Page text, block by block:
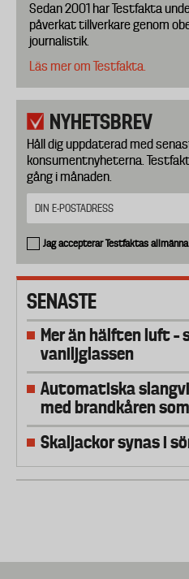
Sedan 2001 har Testfakta
påverkat tillverkare genom
journalistik.
Läs mer om Testfakta.
NYHETSBREV
Håll dig uppdaterad med
konsumentnyheterna.
gång i månaden.
Jag accepterar Testfaktas allmänna
SENASTE
Mer än hälften luft
vaniljglassen
Automatiska
med brandkåren
Skaljackor synas i